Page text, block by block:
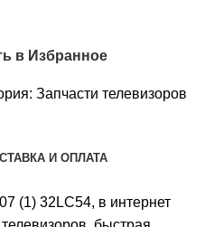
в Избранное
Запчасти телевизоров
И ОПЛАТА
(1) 32LC54, в интернет